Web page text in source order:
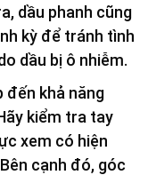
dầu phanh cũng
kỳ để tránh tình
dầu bị ô nhiễm.
khả năng
kiểm tra tay
xem có hiện
cạnh đó, góc